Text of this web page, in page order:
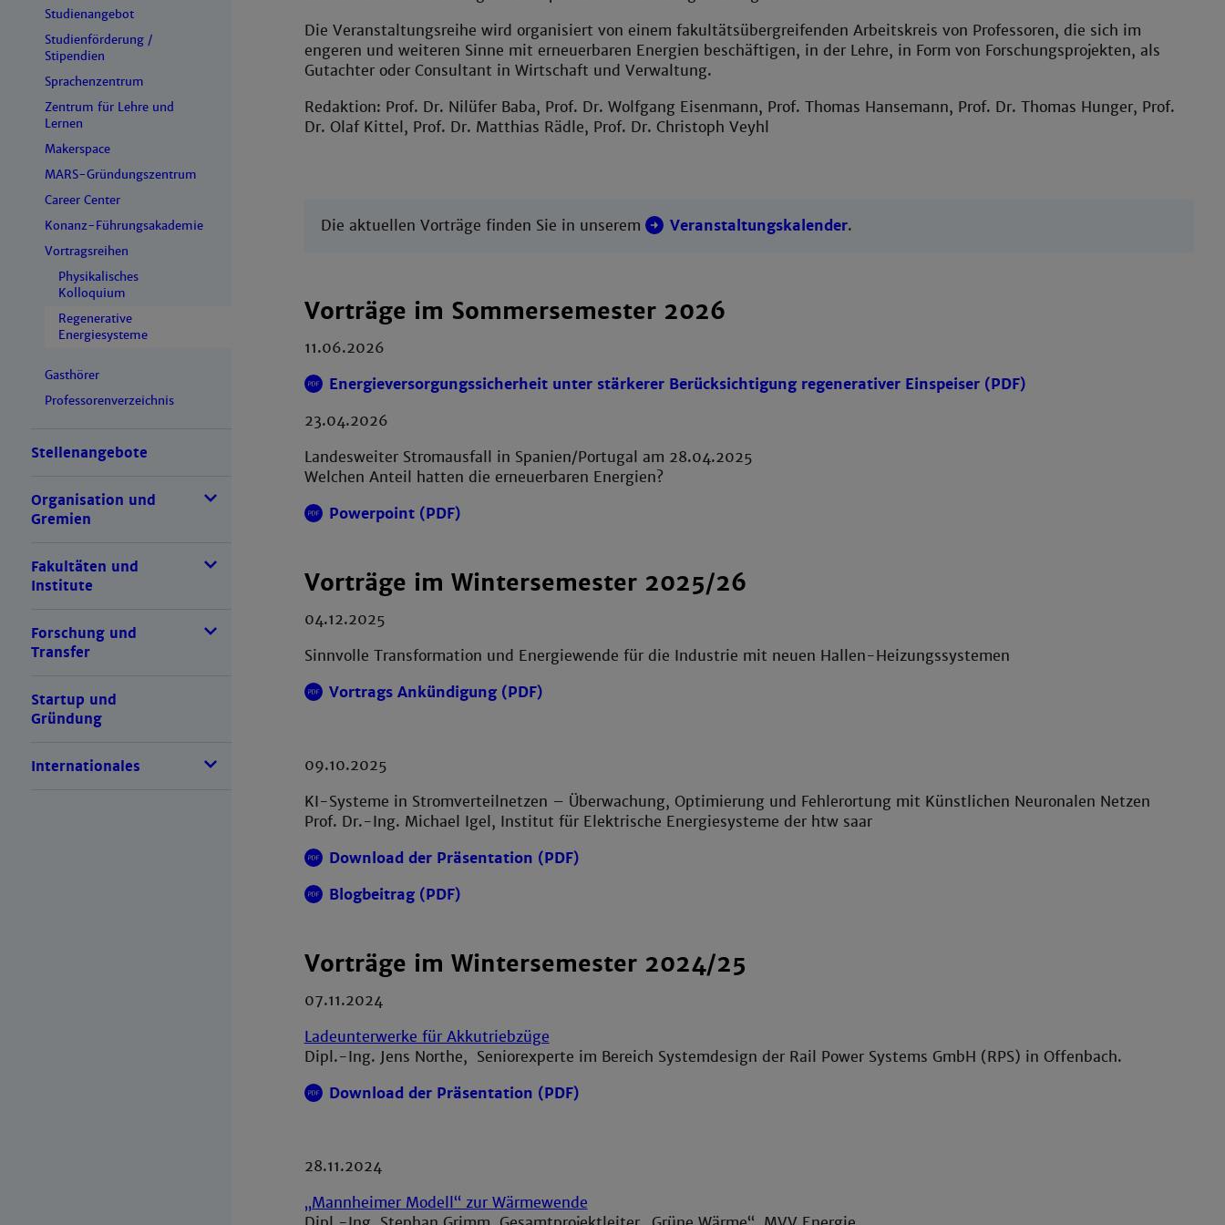
Studienangebot
Studienförderung /
Stipendien
Sprachenzentrum
Zentrum für Lehre und
Lernen
Makerspace
MARS-Gründungszentrum
Career Center
Konanz-Führungsakademie
Vortragsreihen
Physikalisches
Kolloquium
Regenerative
Energiesysteme
Gasthörer
Professorenverzeichnis
Stellenangebote
Organisation und
Gremien
Fakultäten und
Institute
Forschung und
Transfer
Startup und
Gründung
Internationales
Die Veranstaltungsreihe wird organisiert von einem fakultätsübergreifenden Arbeitskreis von Professoren, die sich im
engeren und weiteren Sinne mit erneuerbaren Energien beschäftigen, in der Lehre, in Form von Forschungsprojekten, als
Gutachter oder Consultant in Wirtschaft und Verwaltung.
Redaktion: Prof. Dr. Nilüfer Baba, Prof. Dr. Wolfgang Eisenmann, Prof. Thomas Hansemann, Prof. Dr. Thomas Hunger, Prof.
Dr. Olaf Kittel, Prof. Dr. Matthias Rädle, Prof. Dr. Christoph Veyhl
Die aktuellen Vorträge finden Sie in unserem Veranstaltungskalender.
Vorträge im Sommersemester 2026
11.06.2026
Energieversorgungssicherheit unter stärkerer Berücksichtigung regenerativer Einspeiser (PDF)
23.04.2026
Landesweiter Stromausfall in Spanien/Portugal am 28.04.2025
Welchen Anteil hatten die erneuerbaren Energien?
Powerpoint (PDF)
Vorträge im Wintersemester 2025/26
04.12.2025
Sinnvolle Transformation und Energiewende für die Industrie mit neuen Hallen-Heizungssystemen
Vortrags Ankündigung (PDF)
09.10.2025
KI-Systeme in Stromverteilnetzen – Überwachung, Optimierung und Fehlerortung mit Künstlichen Neuronalen Netzen
Prof. Dr.-Ing. Michael Igel, Institut für Elektrische Energiesysteme der htw saar
Download der Präsentation (PDF)
Blogbeitrag (PDF)
Vorträge im Wintersemester 2024/25
07.11.2024
Ladeunterwerke für Akkutriebzüge
Dipl.-Ing. Jens Northe, Seniorexperte im Bereich Systemdesign der Rail Power Systems GmbH (RPS) in Offenbach.
Download der Präsentation (PDF)
28.11.2024
„Mannheimer Modell“ zur Wärmewende